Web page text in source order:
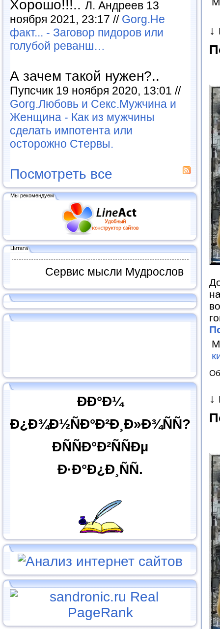
Хорошо!!!.. Л. Андреев 13
ноября 2021, 23:17 // Gorg.Не
факт... - Заговор пидоров или
голубой реванш…
А зачем такой нужен?..
Пупсчик 19 ноября 2020, 13:01 //
Gorg.Любовь и Секс.Мужчина и
Женщина - Как из мужчины
сделать импотента или
осторожно Стервы.
Посмотреть все
Мы рекомендуем
Цитата
Сервис мысли Мудрослов
ÐÐ°Ð¼
Ð¿Ð¾Ð½ÑÐ°Ð²Ð¸Ð»Ð¾ÑÑ?
ÐÑÑÐ°Ð²ÑÑÐµ
Ð·Ð°Ð¿Ð¸ÑÑ.